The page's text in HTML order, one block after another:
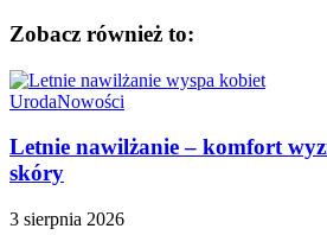
Zobacz również to:
UrodaNowości
Letnie nawilżanie – komfort
skóry
3 sierpnia 2026